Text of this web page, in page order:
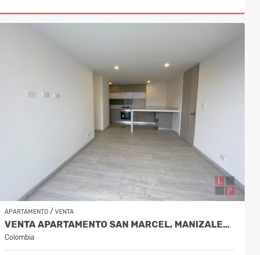
APARTAMENTO / VENTA
VENTA APARTAMENTO SAN MARCEL, MANIZALES CÓDIGO 10243994
Colombia